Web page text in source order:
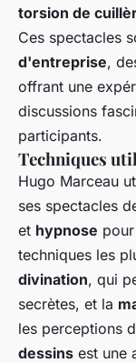
torsion de
Ces spectacles
d'entreprise,
offrant une
discussions
participants.
Techniques
Hugo Marceau
ses spectacles
et hypnose
techniques les
divination, qui
secrètes, et la
les perceptions
dessins est une